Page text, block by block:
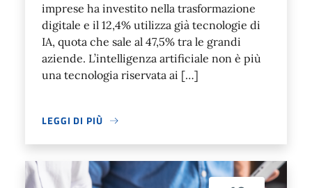
imprese ha investito nella trasformazione
digitale e il 12,4% utilizza già tecnologie di
IA, quota che sale al 47,5% tra le grandi
aziende. L’intelligenza artificiale non è più
una tecnologia riservata ai […]
LEGGI DI PIÙ